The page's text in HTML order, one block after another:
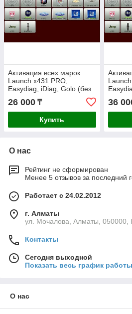
Активация всех марок
Launch x431 PRO,
Easydiag, iDiag, Golo (без
26 000 ₸
Купить
36
О нас
Рейтинг не сформирован
Менее 5 отзывов за последний
Работает с 24.02.2012
г. Алматы
ул. Мочалова, Алматы, 050000,
Контакты
Сегодня выходной
Показать весь график работы
О нас